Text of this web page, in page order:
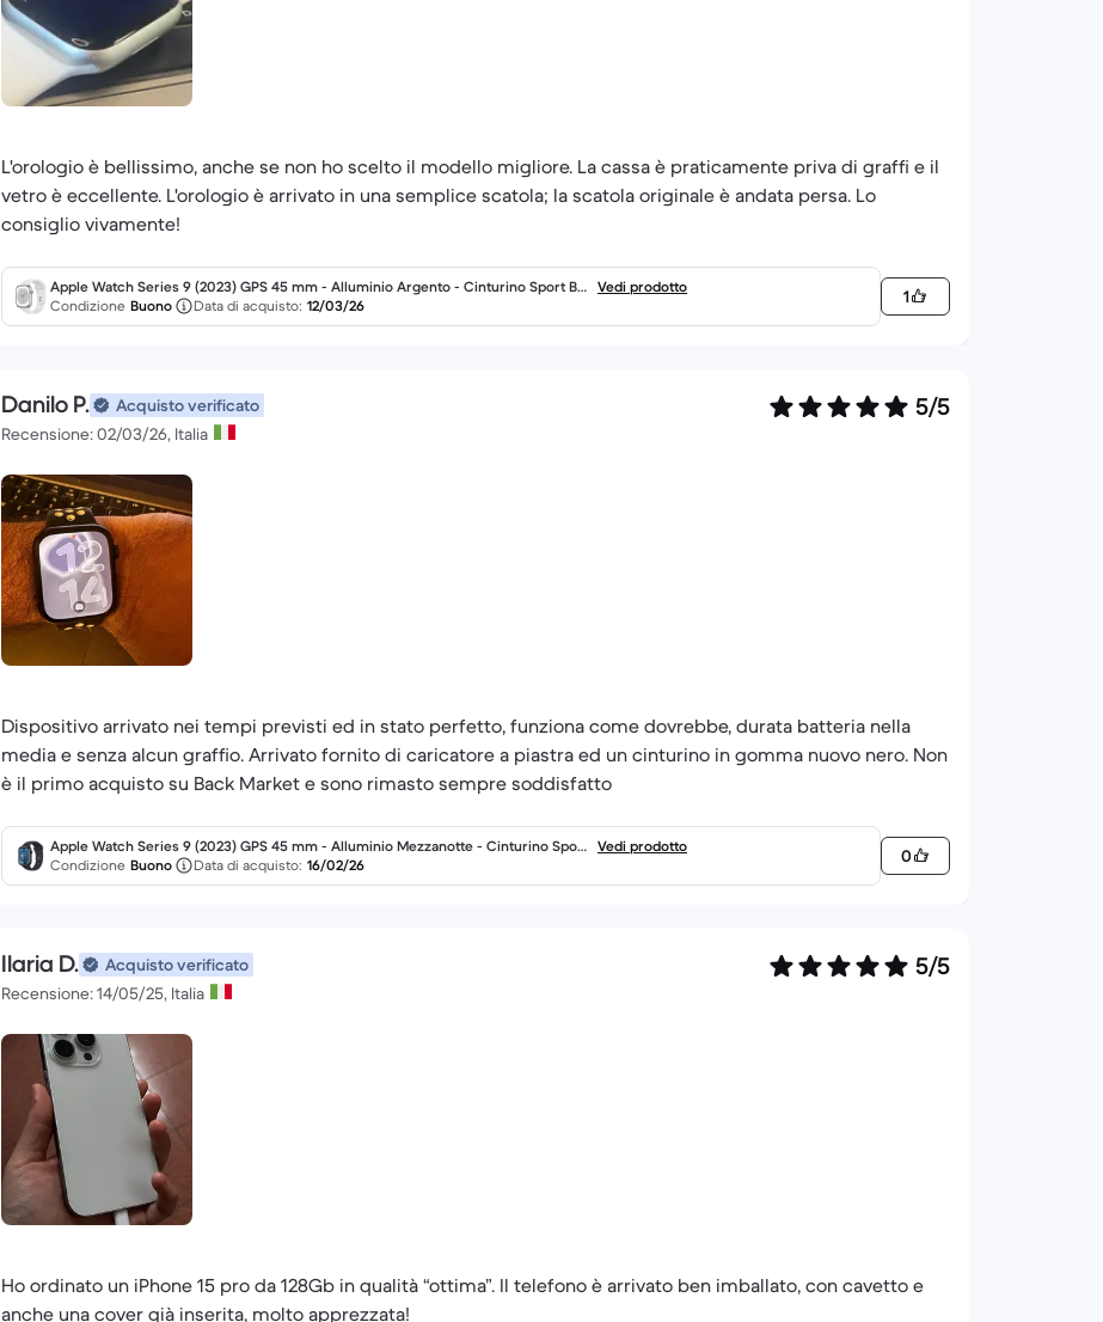
L'orologio è bellissimo, anche se non ho scelto il modello migliore. La cassa è praticamente priva di graffi e il
vetro è eccellente. L'orologio è arrivato in una semplice scatola; la scatola originale è andata persa. Lo
consiglio vivamente!
Apple Watch Series 9 (2023) GPS 45 mm - Alluminio Argento - Cinturino Sport Bia
nco
Vedi prodotto
Condizione Buono Data di acquisto: 12/03/26 1
Danilo P.
Acquisto verificato
Recensione: 02/03/26, Italia
5/5
Dispositivo arrivato nei tempi previsti ed in stato perfetto, funziona come dovrebbe, durata batteria nella
media e senza alcun graffio. Arrivato fornito di caricatore a piastra ed un cinturino in gomma nuovo nero. Non
è il primo acquisto su Back Market e sono rimasto sempre soddisfatto
Apple Watch Series 9 (2023) GPS 45 mm - Alluminio Mezzanotte - Cinturino Sport
Midnight
Vedi prodotto
Condizione Buono Data di acquisto: 16/02/26 0
Ilaria D.
Acquisto verificato
Recensione: 14/05/25, Italia
5/5
Ho ordinato un iPhone 15 pro da 128Gb in qualità “ottima”. Il telefono è arrivato ben imballato, con cavetto e
anche una cover già inserita, molto apprezzata!